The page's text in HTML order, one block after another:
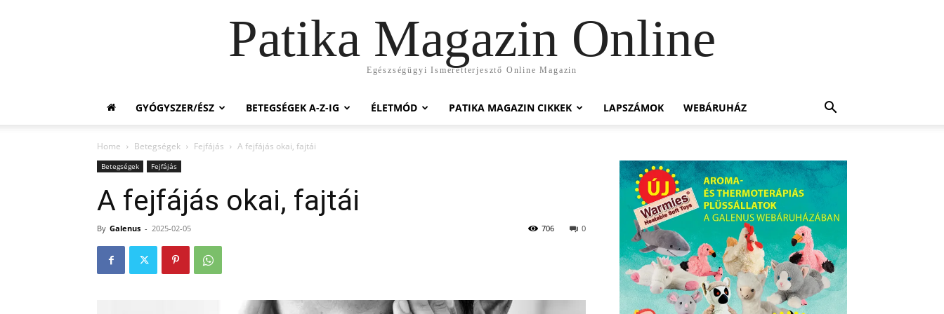
Patika Magazin Online
Egészségügyi Ismeretterjesztő Online Magazin
GYÓGYSZER/ÉSZ BETEGSÉGEK A-Z-IG ÉLETMÓD PATIKA MAGAZIN CIKKEK LAPSZÁMOK WEBÁRUHÁZ
Home Betegségek Fejfájás A fejfájás okai, fajtái
Betegségek Fejfájás
A fejfájás okai, fajtái
By Galenus - 2025-02-05 0
706